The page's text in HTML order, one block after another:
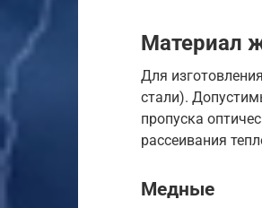
Материал
Для
стали).
пропуска
рассеивания
Медные